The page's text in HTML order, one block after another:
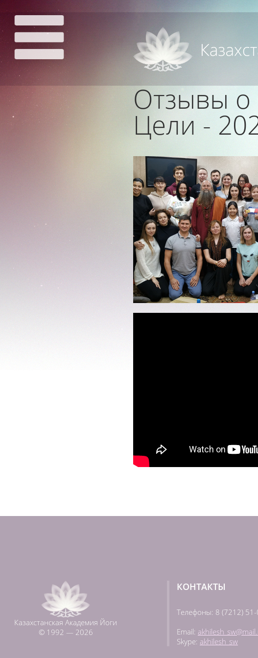
Отзывы о
Цели -
Казахстанская Академия Йоги
© 1992 — 2026
КОНТАКТЫ
Телефоны: 8 (7212)
Email:
Skype: akhilesh_sw